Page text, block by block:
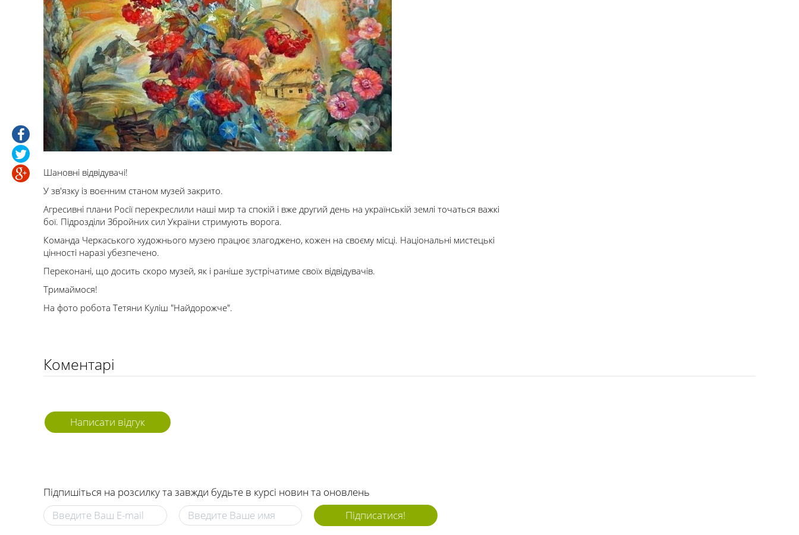
Шановні відвідувачі!
У зв'язку із воєнним станом музей закрито.
Агресивні плани Росії перекреслили наші мир та спокій і вже другий день на українській землі точаться важкі
бої. Підрозділи Збройних сил України стримують ворога.
Команда Черкаського художнього музею працює злагоджено, кожен на своєму місці. Національні мистецькі
цінності наразі убезпечено.
Переконані, що досить скоро музей, як і раніше зустрічатиме своїх відвідувачів.
Тримаймося!
На фото робота Тетяни Куліш "Найдорожче".
Коментарі
Написати відгук
Підпишіться на розсилку та завжди будьте в курсі новин та оновлень
Підписатися!